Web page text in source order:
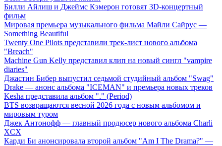
Билли Айлиш и Джеймс Кэмерон готовят 3D-концертный
фильм
Мировая премьера музыкального фильма Майли Сайрус —
Something Beautiful
Twenty One Pilots представили трек-лист нового альбома
"Breach"
Machine Gun Kelly представил клип на новый сингл "vampire
diaries"
Джастин Бибер выпустил седьмой студийный альбом "Swag"
Drake — анонс альбома "ICEMAN" и премьера новых треков
Kesha представила альбом "." (Period)
BTS возвращаются весной 2026 года с новым альбомом и
мировым туром
Джек Антонофф — главный продюсер нового альбома Charli
XCX
Карди Би анонсировала второй альбом "Am I The Drama?" —